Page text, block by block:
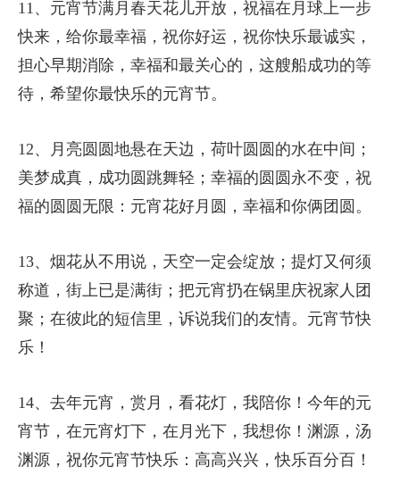
11、元宵节满月春天花儿开放，祝福在月球上一步
快来，给你最幸福，祝你好运，祝你快乐最诚实，
12、月亮圆圆地悬在天边，荷叶圆圆的水在中间；